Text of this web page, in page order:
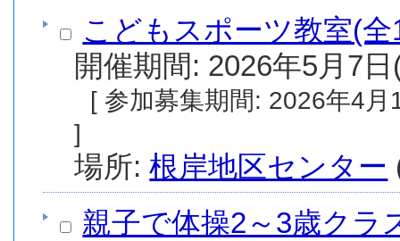
こどもスポーツ教室(全
開催期間: 2026年5月7
[ 参加募集期間: 2026年4月13日(月) から 2026年4月30日(木) まで
]
場所:根岸地区センター
親子で体操2～3歳クラ